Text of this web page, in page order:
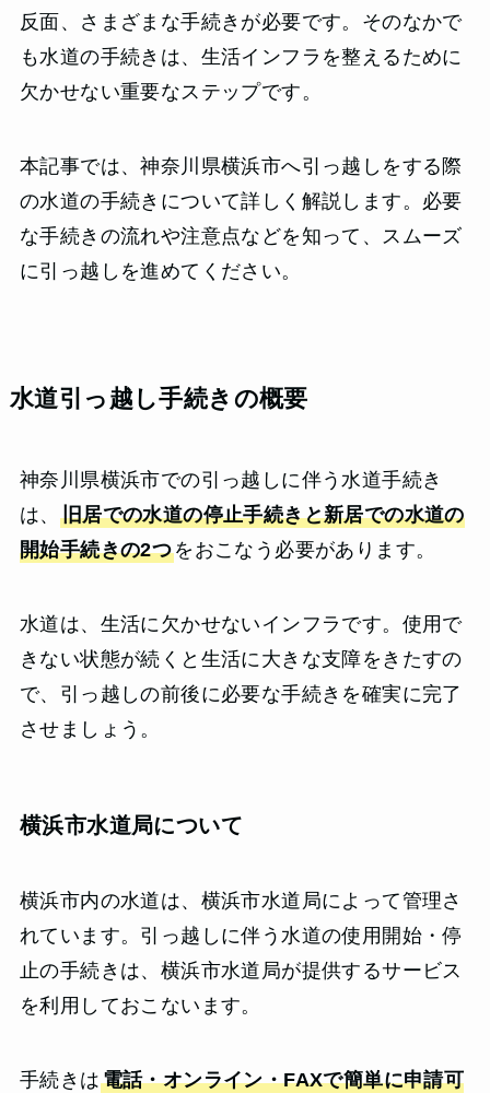
反面、さまざまな手続きが必要です。そのなかで
も水道の手続きは、生活インフラを整えるために
欠かせない重要なステップです。
本記事では、神奈川県横浜市へ引っ越しをする際
の水道の手続きについて詳しく解説します。必要
な手続きの流れや注意点などを知って、スムーズ
に引っ越しを進めてください。
水道引っ越し手続きの概要
神奈川県横浜市での引っ越しに伴う水道手続き
は、 旧居での水道の停止手続きと新居での水道の
開始手続きの2つをおこなう必要があります。
水道は、生活に欠かせないインフラです。使用で
きない状態が続くと生活に大きな支障をきたすの
で、引っ越しの前後に必要な手続きを確実に完了
させましょう。
横浜市水道局について
横浜市内の水道は、横浜市水道局によって管理さ
れています。引っ越しに伴う水道の使用開始・停
止の手続きは、横浜市水道局が提供するサービス
を利用しておこないます。
手続きは電話・オンライン・FAXで簡単に申請可